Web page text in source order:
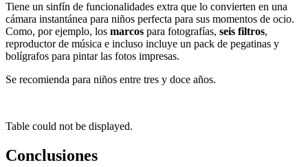
Tiene un sinfín de funcionalidades extra que lo convierten en una
cámara instantánea para niños perfecta para sus momentos de ocio.
Como, por ejemplo, los marcos para fotografías, seis filtros,
reproductor de música e incluso incluye un pack de pegatinas y
bolígrafos para pintar las fotos impresas.
Se recomienda para niños entre tres y doce años.
Table could not be displayed.
Conclusiones